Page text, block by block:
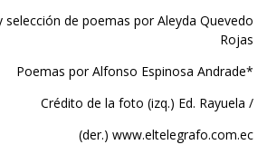
selección de poemas por Aleyda Quevedo
Rojas
Poemas por Alfonso Espinosa Andrade*
Crédito de la foto (izq.) Ed. Rayuela /
(der.) www.eltelegrafo.com.ec